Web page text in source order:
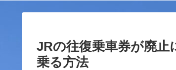
JRの往復乗車券が廃止
乗る方法